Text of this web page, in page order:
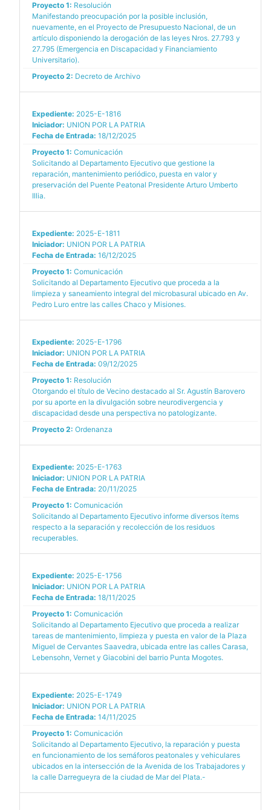
Proyecto 1: Resolución
Manifestando preocupación por la posible inclusión,
nuevamente, en el Proyecto de Presupuesto Nacional, de un
artículo disponiendo la derogación de las leyes Nros. 27.793 y
27.795 (Emergencia en Discapacidad y Financiamiento
Universitario).
Proyecto 2: Decreto de Archivo
Expediente: 2025-E-1816
Iniciador: UNION POR LA PATRIA
Fecha de Entrada: 18/12/2025
Proyecto 1: Comunicación
Solicitando al Departamento Ejecutivo que gestione la
reparación, mantenimiento periódico, puesta en valor y
preservación del Puente Peatonal Presidente Arturo Umberto
Illia.
Expediente: 2025-E-1811
Iniciador: UNION POR LA PATRIA
Fecha de Entrada: 16/12/2025
Proyecto 1: Comunicación
Solicitando al Departamento Ejecutivo que proceda a la
limpieza y saneamiento integral del microbasural ubicado en Av.
Pedro Luro entre las calles Chaco y Misiones.
Expediente: 2025-E-1796
Iniciador: UNION POR LA PATRIA
Fecha de Entrada: 09/12/2025
Proyecto 1: Resolución
Otorgando el título de Vecino destacado al Sr. Agustín Barovero
por su aporte en la divulgación sobre neurodivergencia y
discapacidad desde una perspectiva no patologizante.
Proyecto 2: Ordenanza
Expediente: 2025-E-1763
Iniciador: UNION POR LA PATRIA
Fecha de Entrada: 20/11/2025
Proyecto 1: Comunicación
Solicitando al Departamento Ejecutivo informe diversos ítems
respecto a la separación y recolección de los residuos
recuperables.
Expediente: 2025-E-1756
Iniciador: UNION POR LA PATRIA
Fecha de Entrada: 18/11/2025
Proyecto 1: Comunicación
Solicitando al Departamento Ejecutivo que proceda a realizar
tareas de mantenimiento, limpieza y puesta en valor de la Plaza
Miguel de Cervantes Saavedra, ubicada entre las calles Carasa,
Lebensohn, Vernet y Giacobini del barrio Punta Mogotes.
Expediente: 2025-E-1749
Iniciador: UNION POR LA PATRIA
Fecha de Entrada: 14/11/2025
Proyecto 1: Comunicación
Solicitando al Departamento Ejecutivo, la reparación y puesta
en funcionamiento de los semáforos peatonales y vehiculares
ubicados en la intersección de la Avenida de los Trabajadores y
la calle Darregueyra de la ciudad de Mar del Plata.-